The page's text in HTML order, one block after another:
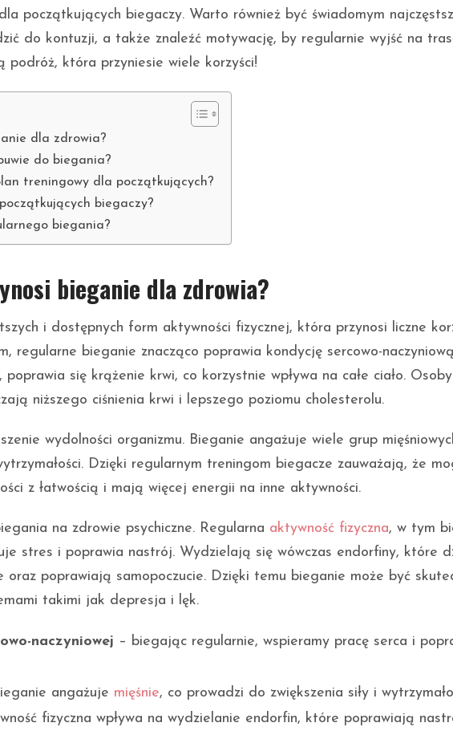
początkujących biegaczy. Warto również być świadomym
do kontuzji, a także znaleźć motywację, by regularnie wyjść na
podróż, która przyniesie wiele korzyści!
dla zdrowia?
do biegania?
treningowy dla początkujących?
biegaczy?
biegania?
bieganie dla zdrowia?
i dostępnych form aktywności fizycznej, która przynosi liczne
regularne bieganie znacząco poprawia kondycję sercowo-
się krążenie krwi, co korzystnie wpływa na całe ciało. Osoby
niższego ciśnienia krwi i lepszego poziomu cholesterolu.
wydolności organizmu. Bieganie angażuje wiele grup
Dzięki regularnym treningom biegacze zauważają, że
z łatwością i mają więcej energii na inne aktywności.
na zdrowie psychiczne. Regularna aktywność fizyczna, w tym
stres i poprawia nastrój. Wydzielają się wówczas endorfiny, które
oraz poprawiają samopoczucie. Dzięki temu bieganie może być
takimi jak depresja i lęk.
naczyniowej – biegając regularnie, wspieramy pracę serca i
angażuje mięśnie, co prowadzi do zwiększenia siły i
fizyczna wpływa na wydzielanie endorfin, które poprawiają